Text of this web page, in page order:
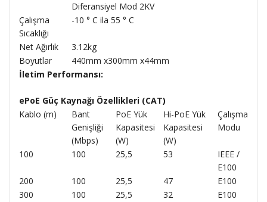
Diferansiyel Mod 2KV
Çalışma
Sıcaklığı
-10 ° C ila 55 ° C
Net Ağırlık
3.12kg
Boyutlar
440mm x300mm x44mm
İletim Performansı:
ePoE Güç Kaynağı Özellikleri (CAT)
Kablo (m)
Bant
Genişliği
(Mbps)
PoE Yük
Kapasitesi
(W)
Hi-PoE Yük
Kapasitesi
(W)
Çalışma
Modu
100 100 25,5 53
IEEE /
E100
200
100 25,5 47
E100
300
100 25,5 32
E100